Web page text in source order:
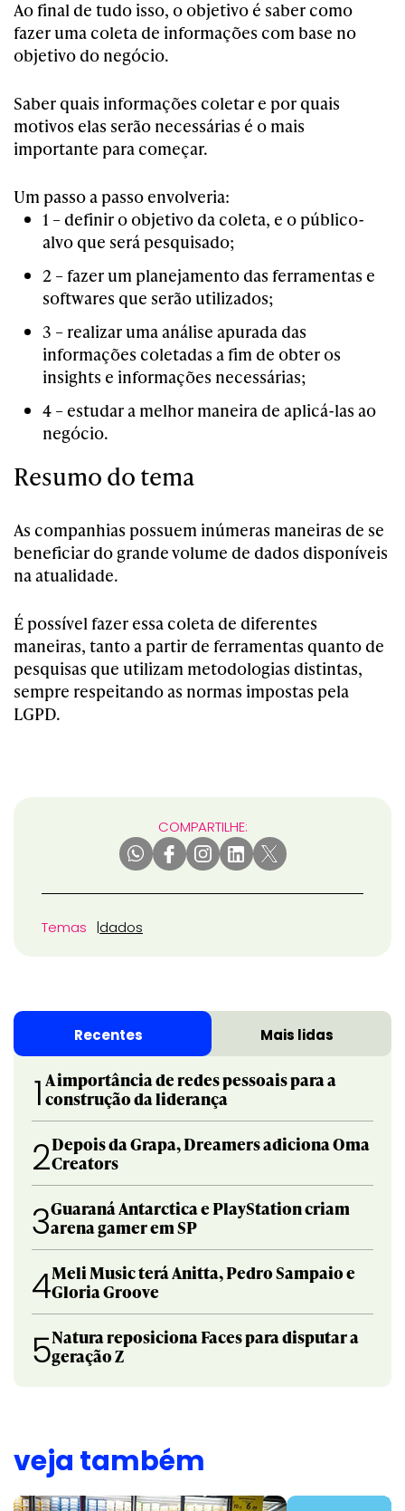
Ao final de tudo isso, o objetivo é saber como
fazer uma coleta de informações com base no
objetivo do negócio.
Saber quais informações coletar e por quais
motivos elas serão necessárias é o mais
importante para começar.
Um passo a passo envolveria:
1 – definir o objetivo da coleta, e o público-
alvo que será pesquisado;
2 – fazer um planejamento das ferramentas e
softwares que serão utilizados;
3 – realizar uma análise apurada das
informações coletadas a fim de obter os
insights e informações necessárias;
4 – estudar a melhor maneira de aplicá-las ao
negócio.
Resumo do tema
As companhias possuem inúmeras maneiras de se
beneficiar do grande volume de dados disponíveis
na atualidade.
É possível fazer essa coleta de diferentes
maneiras, tanto a partir de ferramentas quanto de
pesquisas que utilizam metodologias distintas,
sempre respeitando as normas impostas pela
LGPD.
COMPARTILHE:
Temas dados
Recentes Mais lidas
1 A importância de redes pessoais para a
construção da liderança
2Depois da Grapa, Dreamers adiciona Oma
Creators
3Guaraná Antarctica e PlayStation criam
arena gamer em SP
4Meli Music terá Anitta, Pedro Sampaio e
Gloria Groove
5Natura reposiciona Faces para disputar a
geração Z
veja também